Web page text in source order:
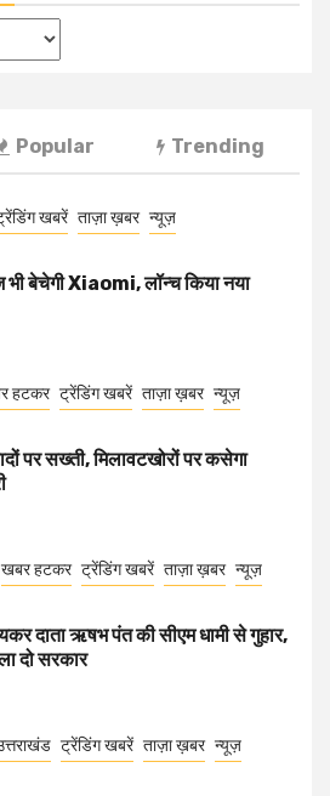
Popular Trending
खबरें ताज़ा ख़बर न्यूज़
भी बेचेगी Xiaomi, लॉन्च किया नया
हटकर ट्रेंडिंग खबरें ताज़ा ख़बर न्यूज़
पर सख्ती, मिलावटखोरों पर कसेगा
खबर हटकर ट्रेंडिंग खबरें ताज़ा ख़बर न्यूज़
दाता ऋषभ पंत की सीएम धामी से गुहार,
दो सरकार
ट्रेंडिंग खबरें ताज़ा ख़बर न्यूज़